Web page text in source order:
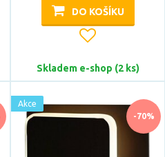
DO KOŠÍKU
Skladem e-shop (2 ks)
-70%
Akce